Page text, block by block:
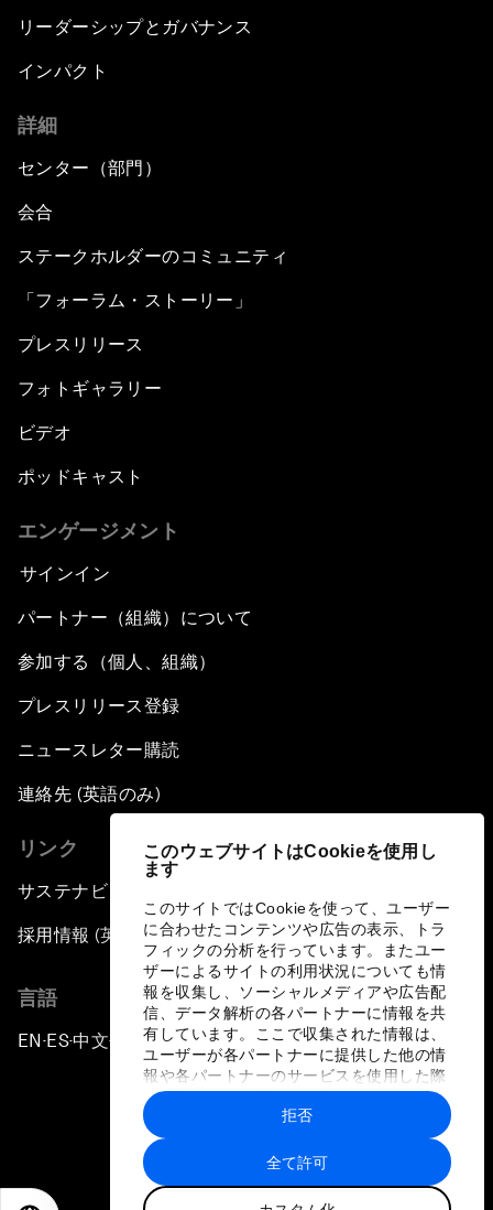
このウェブサイトはCookieを使用し
ます
このサイトではCookieを使って、ユーザー
に合わせたコンテンツや広告の表示、トラ
フィックの分析を行っています。またユー
ザーによるサイトの利用状況についても情
報を収集し、ソーシャルメディアや広告配
信、データ解析の各パートナーに情報を共
有しています。ここで収集された情報は、
ユーザーが各パートナーに提供した他の情
報や各パートナーのサービスを使用した際
に収集された情報と組み合わされ、各パー
トナーによって使用されることがありま
す。
全て許可
拒否
リーダーシップとガバナンス
インパクト
詳細
センター（部門）
会合
ステークホルダーのコミュニティ
「フォーラム・ストーリー」
プレスリリース
フォトギャラリー
ビデオ
ポッドキャスト
エンゲージメント
サインイン
パートナー（組織）について
参加する（個人、組織）
プレスリリース登録
ニュースレター購読
連絡先 (英語のみ)
リンク
サステナビリティへの取り組み
採用情報 (英語のみ)
言語
EN ▪ES▪中文▪ 日本語
プライバシーポリシーと利用規約